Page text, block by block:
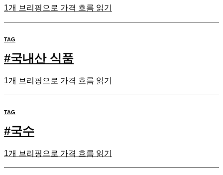
1개 브리핑으로 가격 흐름 읽기
TAG
#국내산 식품
1개 브리핑으로 가격 흐름 읽기
TAG
#국수
1개 브리핑으로 가격 흐름 읽기